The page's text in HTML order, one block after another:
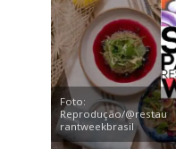
Foto:
Reprodução/@restau
rantweekbrasil